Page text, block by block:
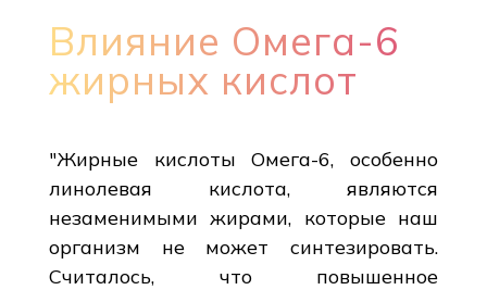
Влияние Омега-6
жирных кислот
"Жирные кислоты Омега-6, особенно
линолевая кислота, являются
незаменимыми жирами, которые наш
организм не может синтезировать.
Считалось, что повышенное